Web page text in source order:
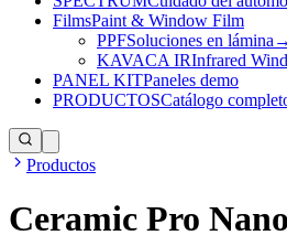
FilmsPaint & Window Film
PPFSoluciones en lámina →
KAVACA IRInfrared
PANEL KITPaneles demo
PRODUCTOSCatálogo
Productos
Ceramic Pro